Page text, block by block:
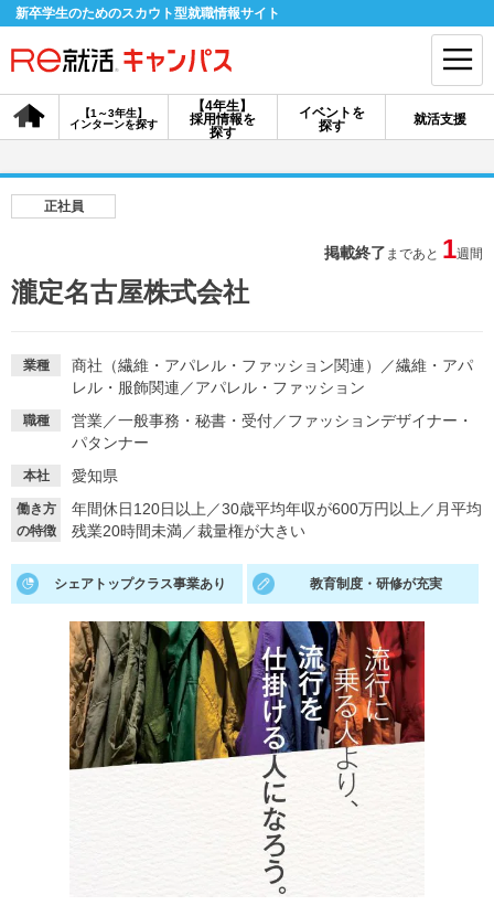
新卒学生のためのスカウト型就職情報サイト
【4年生】
採用情報を
探す
【1～3年生】
インターンを探す
イベントを
探す
就活支援
会員登録 ログイン
就活ノウハウ・サポート
就活支援
就活ノウハウが満載！ お役立ち記事・相談室など
あなたに合う仕事を診断！ 動画で対策講座をチェック
就活ニュースペーパー
就活時事ニュースを更新
よくある質問
不明点があればこちら
正社員
掲載終了 まであと 1週間
瀧定名古屋株式会社
業種 商社（繊維・アパレル・ファッション関連） ／繊維・アパ
レル・服飾関連 ／アパレル・ファッション
職種 営業／一般事務・秘書・受付／ファッションデザイナー・
パタンナー
本社 愛知県
働き方
の特徴
年間休日120日以上 ／30歳平均年収が600万円以上 ／ 月平均
残業20時間未満／裁量権が大きい
シェアトップクラス事業あり 教育制度・研修が充実